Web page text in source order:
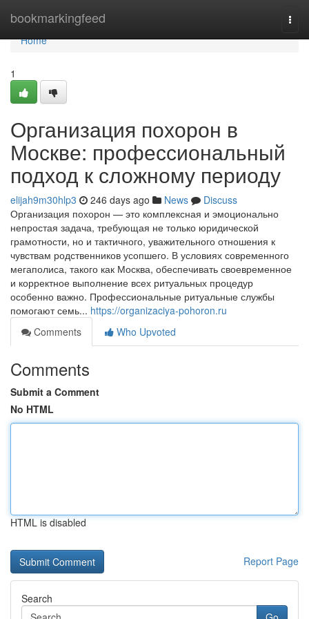
bookmarkingfeed
Home
Home
1
Организация похорон в
Москве: профессиональный
подход к сложному периоду
elijah9m30hlp3 246 days ago News
Discuss
Организация похорон — это комплексная и эмоционально
непростая задача, требующая не только юридической
грамотности, но и тактичного, уважительного отношения к
чувствам родственников усопшего. В условиях современного
мегаполиса, такого как Москва, обеспечивать своевременное
и корректное выполнение всех ритуальных процедур
особенно важно. Профессиональные ритуальные службы
помогают семь... https://organizaciya-pohoron.ru
Comments
Who Upvoted
Comments
Submit a Comment
No HTML
HTML is disabled
Report Page
Search